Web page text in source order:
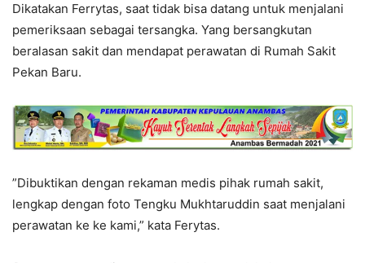
Dikatakan Ferrytas, saat tidak bisa datang untuk menjalani
pemeriksaan sebagai tersangka. Yang bersangkutan
beralasan sakit dan mendapat perawatan di Rumah Sakit
Pekan Baru.
”Dibuktikan dengan rekaman medis pihak rumah sakit,
lengkap dengan foto Tengku Mukhtaruddin saat menjalani
perawatan ke ke kami,” kata Ferytas.